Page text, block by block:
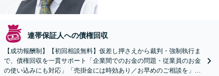
連帯保証人への債権回収
【成功報酬制】【初回相談無料】仮差し押さえから裁判・強制執行ま
で、債権回収を一貫サポート「企業間でのお金の問題・従業員のお金
の使い込みにも対応」「売掛金には時効あり／お早めのご相談を」未